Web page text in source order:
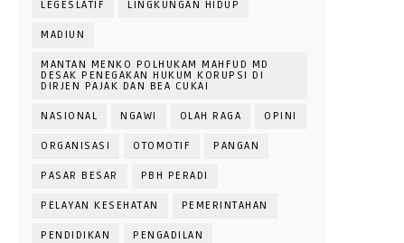
LEGESLATIF LINGKUNGAN HIDUP
MADIUN
MANTAN MENKO POLHUKAM MAHFUD MD
DESAK PENEGAKAN HUKUM KORUPSI DI
DIRJEN PAJAK DAN BEA CUKAI
NASIONAL NGAWI OLAH RAGA OPINI
ORGANISASI OTOMOTIF PANGAN
PASAR BESAR PBH PERADI
PELAYAN KESEHATAN PEMERINTAHAN
PENDIDIKAN PENGADILAN